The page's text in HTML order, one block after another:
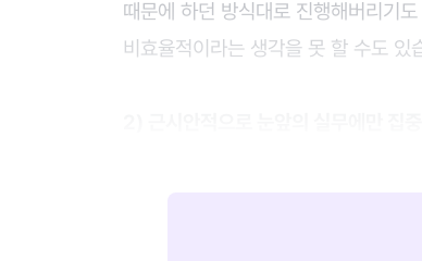
때문에 하던 방식대로 진행해버리기
비효율적이라는 생각을 못 할 수도 있